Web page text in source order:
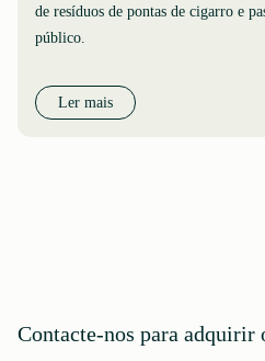
de resíduos de pontas de cigarro e
público.
Ler mais
Contacte-nos para adquirir